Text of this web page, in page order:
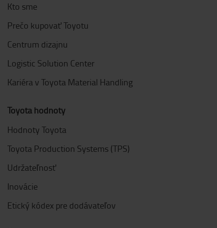
Kto sme
Prečo kupovať Toyotu
Centrum dizajnu
Logistic Solution Center
Kariéra v Toyota Material Handling
Toyota hodnoty
Hodnoty Toyota
Toyota Production Systems (TPS)
Udržateľnosť
Inovácie
Etický kódex pre dodávateľov